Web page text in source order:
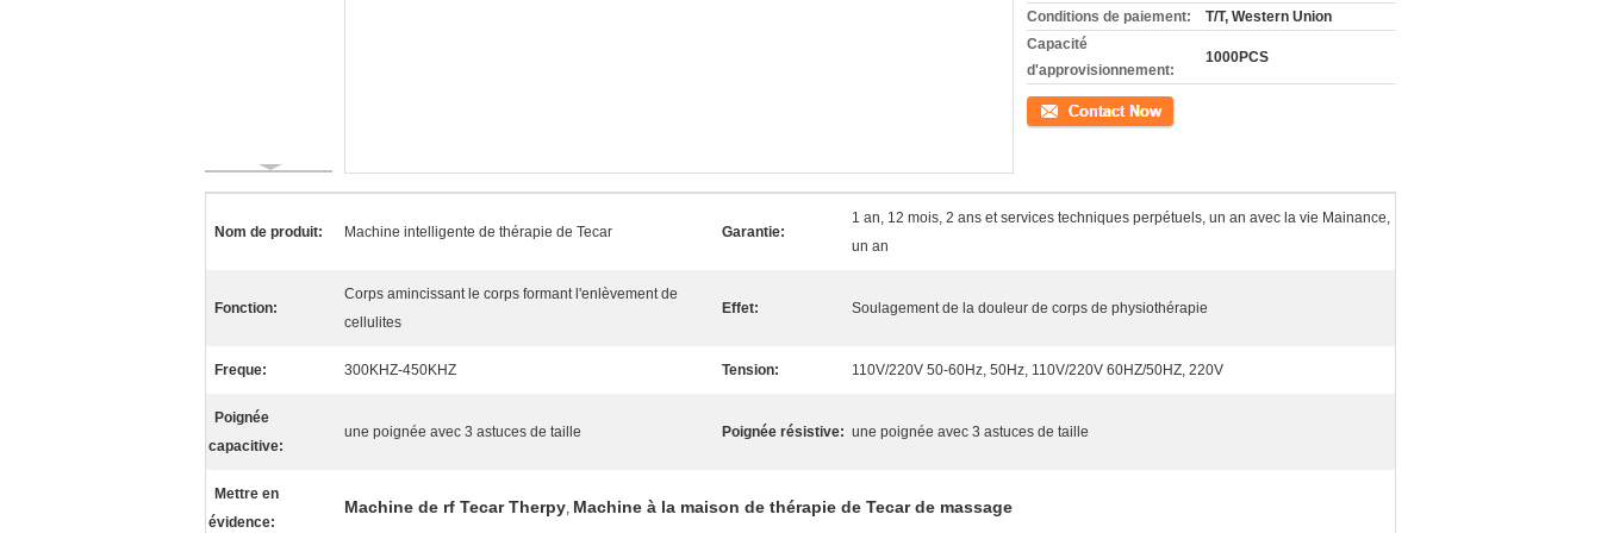
Conditions de paiement:
T/T, Western Union
Capacité
d'approvisionnement:
1000PCS
Contact
Nom de produit: Machine intelligente de thérapie de Tecar Garantie:
1 an, 12 mois, 2 ans et services techniques perpétuels, un an avec la vie Mainance,
un an
Fonction:
Corps amincissant le corps formant l'enlèvement de
cellulites
Effet: Soulagement de la douleur de corps de physiothérapie
Freque: 300KHZ-450KHZ Tension: 110V/220V 50-60Hz, 50Hz, 110V/220V 60HZ/50HZ, 220V
Poignée
capacitive:
une poignée avec 3 astuces de taille Poignée résistive: une poignée avec 3 astuces de taille
Mettre en
évidence:
Machine de rf Tecar Therpy, Machine à la maison de thérapie de Tecar de massage